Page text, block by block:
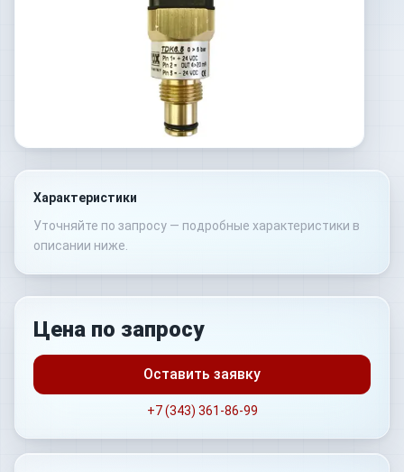
Характеристики
Уточняйте по запросу — подробные характеристики в
описании ниже.
Цена по запросу
Оставить заявку
+7 (343) 361-86-99